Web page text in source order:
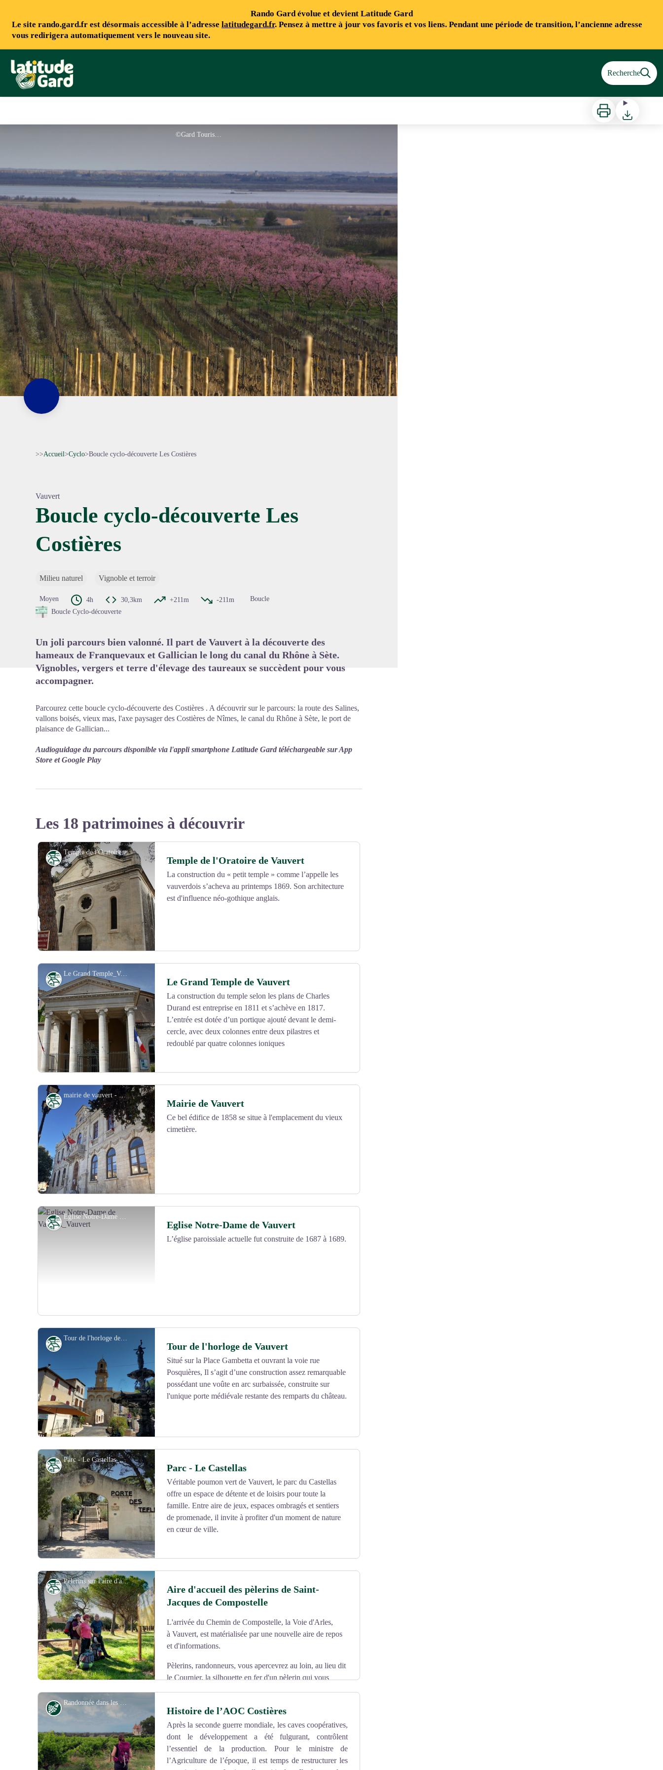
Rando Gard évolue et devient Latitude Gard
Le site rando.gard.fr est désormais accessible à l’adresse latitudegard.fr. Pensez à mettre à jour vos favoris et vos liens. Pendant une période de transition, l’ancienne adresse
vous redirigera automatiquement vers le nouveau site.
Rando Gard Recherche
Imprimer Télécharger
©Gard Tourisme
>>Accueil>Cyclo>Boucle cyclo-découverte Les Costières
Vauvert
Boucle cyclo-découverte Les
Costières
Milieu naturel Vignoble et terroir
Moyen 4h 30,3km +211m -211m
Boucle
Boucle Cyclo-découverte
Un joli parcours bien valonné. Il part de Vauvert à la découverte des
hameaux de Franquevaux et Gallician le long du canal du Rhône à Sète.
Vignobles, vergers et terre d'élevage des taureaux se succèdent pour vous
accompagner.
Parcourez cette boucle cyclo-découverte des Costières . A découvrir sur le parcours: la route des Salines,
vallons boisés, vieux mas, l'axe paysager des Costières de Nîmes, le canal du Rhône à Sète, le port de
plaisance de Gallician...
Audioguidage du parcours disponible via l'appli smartphone Latitude Gard téléchargeable sur App
Store et Google Play
Les 18 patrimoines à découvrir
Temple de l'Oratoire de Vauvert_Vauvert - office de tourisme cœur de petite camargue
Voir l'image en plein écran
Patrimoine Temple de l'Oratoire de Vauvert
La construction du « petit temple » comme l’appelle les
vauverdois s’acheva au printemps 1869. Son architecture
est d'influence néo-gothique anglais.
Le Grand Temple_Vauvert - Office de tourisme coeur de petite camargue
Voir l'image en plein écran
Patrimoine Le Grand Temple de Vauvert
La construction du temple selon les plans de Charles
Durand est entreprise en 1811 et s’achève en 1817.
L’entrée est dotée d’un portique ajouté devant le demi-
cercle, avec deux colonnes entre deux pilastres et
redoublé par quatre colonnes ioniques
mairie de vauvert - office de tourisme cœur de petite camargue
Patrimoine Mairie de Vauvert
Ce bel édifice de 1858 se situe à l'emplacement du vieux
cimetière.
Eglise Notre-Dame de Vauvert_Vauvert - Chadam communication
Voir l'image en plein écran
Patrimoine Eglise Notre-Dame de Vauvert
L’église paroissiale actuelle fut construite de 1687 à 1689.
Tour de l'horloge de Vauvert_Vauvert - office de tourisme cœur de petite camargue
Voir l'image en plein écran
Patrimoine Tour de l'horloge de Vauvert
Situé sur la Place Gambetta et ouvrant la voie rue
Posquières, Il s’agit d’une construction assez remarquable
possédant une voûte en arc surbaissée, construite sur
l'unique porte médiévale restante des remparts du château.
Parc - Le Castellas_Vauvert - OT CPC
Voir l'image en plein écran
Patrimoine Parc - Le Castellas
Véritable poumon vert de Vauvert, le parc du Castellas
offre un espace de détente et de loisirs pour toute la
famille. Entre aire de jeux, espaces ombragés et sentiers
de promenade, il invite à profiter d'un moment de nature
en cœur de ville.
Pèlerins sur l'aire d'accueil du Cournier - Cyril Devauchaux
Voir l'image en plein écran
Patrimoine
Aire d'accueil des pèlerins de Saint-
Jacques de Compostelle
L'arrivée du Chemin de Compostelle, la Voie d'Arles,
à Vauvert, est matérialisée par une nouvelle aire de repos
et d'informations.
Pèlerins, randonneurs, vous apercevrez au loin, au lieu dit
le Cournier, la silhouette en fer d'un pèlerin qui vous
Des bancs ainsi qu'un panneau d'informations et de services sont à votre disposition pour
améliorer votre passage chez nous !
Randonnée dans les vignes de l'AOC Costières de Nîmes - © Office de Tourisme Cœur de Petite Camargue
Vignoble et terroir Histoire de l’AOC Costières
Après la seconde guerre mondiale, les caves coopératives,
dont le développement a été fulgurant, contrôlent
l’essentiel de la production. Pour le ministre de
l’Agriculture de l’époque, il est temps de restructurer les